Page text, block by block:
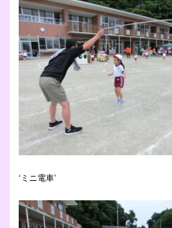
‘ミニ電車’